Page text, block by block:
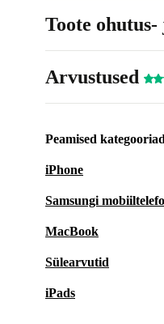
Toote ohutus-
Arvustused
Peamised kategooriad
iPhone
Samsungi
MacBook
Sülearvutid
iPads